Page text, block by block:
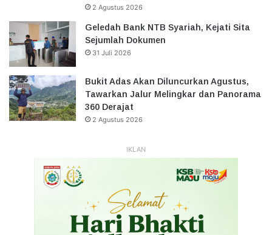
2 Agustus 2026
Geledah Bank NTB Syariah, Kejati Sita
Sejumlah Dokumen
31 Juli 2026
Bukit Adas Akan Diluncurkan Agustus,
Tawarkan Jalur Melingkar dan Panorama
360 Derajat
2 Agustus 2026
IKLAN